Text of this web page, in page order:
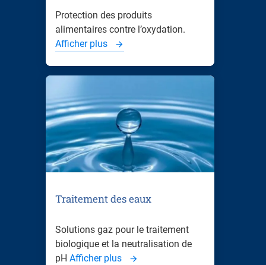
Protection des produits
alimentaires contre l’oxydation.
Afficher plus
Traitement des eaux
Solutions gaz pour le traitement
biologique et la neutralisation de
pH Afficher plus